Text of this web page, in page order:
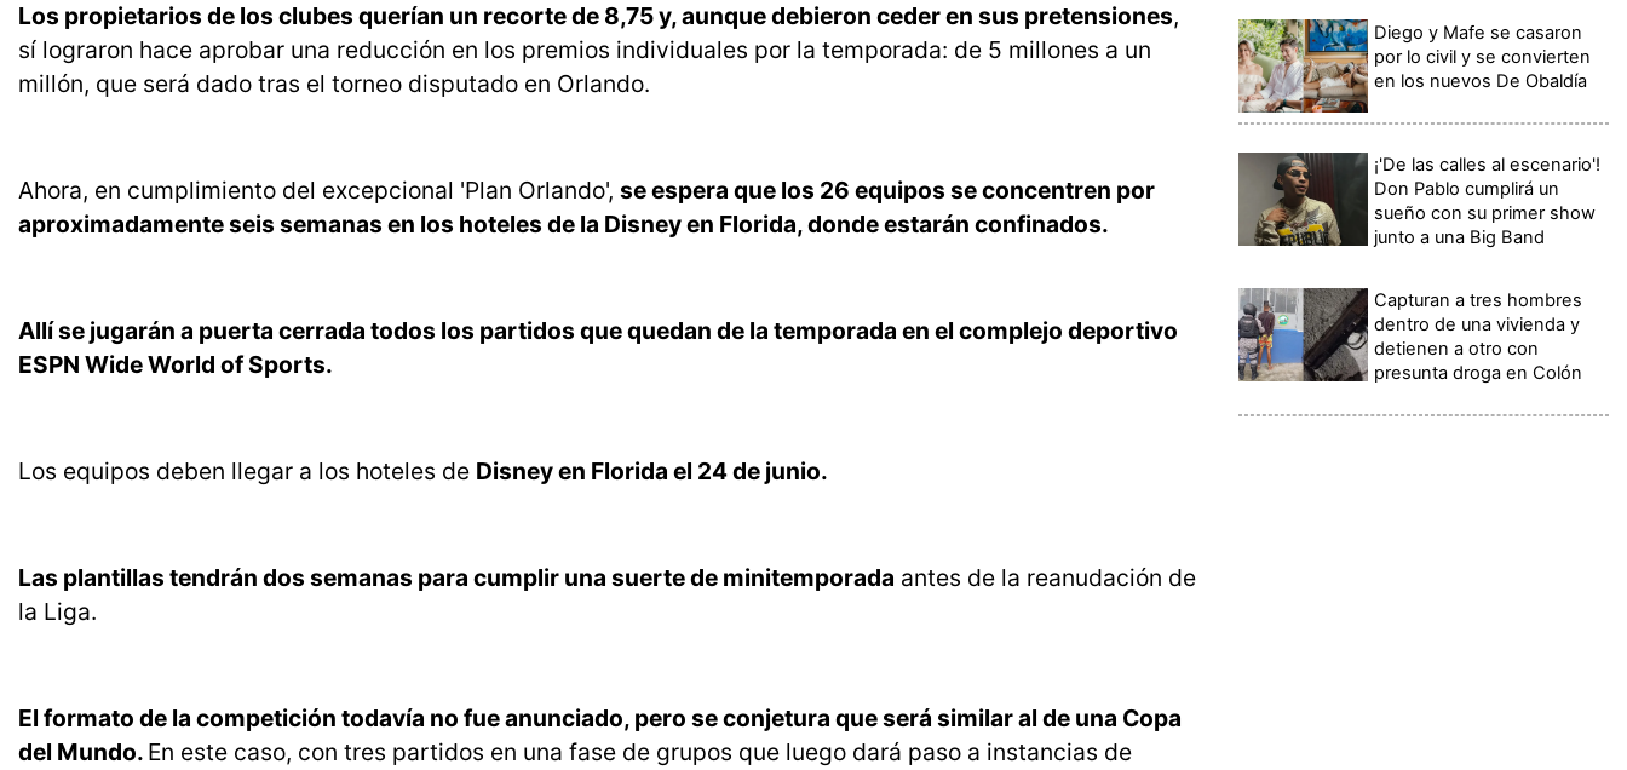
Los propietarios de los clubes querían un recorte de 8,75 y, aunque debieron ceder en sus pretensiones,
sí lograron hace aprobar una reducción en los premios individuales por la temporada: de 5 millones a un
millón, que será dado tras el torneo disputado en Orlando.
Ahora, en cumplimiento del excepcional 'Plan Orlando', se espera que los 26 equipos se concentren por
aproximadamente seis semanas en los hoteles de la Disney en Florida, donde estarán confinados.
Allí se jugarán a puerta cerrada todos los partidos que quedan de la temporada en el complejo deportivo
ESPN Wide World of Sports.
Los equipos deben llegar a los hoteles de Disney en Florida el 24 de junio.
Las plantillas tendrán dos semanas para cumplir una suerte de minitemporada antes de la reanudación de
la Liga.
El formato de la competición todavía no fue anunciado, pero se conjetura que será similar al de una Copa
del Mundo. En este caso, con tres partidos en una fase de grupos que luego dará paso a instancias de
Diego y Mafe se casaron
por lo civil y se convierten
en los nuevos De Obaldía
¡'De las calles al escenario'!
Don Pablo cumplirá un
sueño con su primer show
junto a una Big Band
Capturan a tres hombres
dentro de una vivienda y
detienen a otro con
presunta droga en Colón